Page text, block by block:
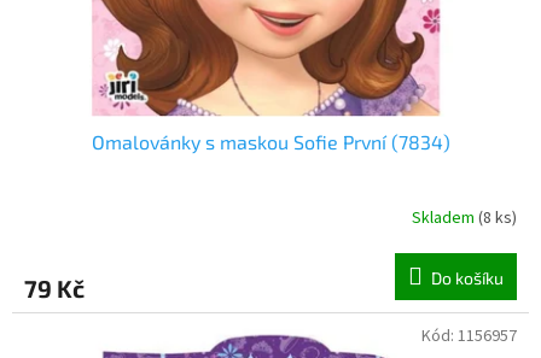
Omalovánky s maskou Sofie První (7834)
Skladem (8 ks)
79 Kč Do košíku
Kód: 1156957